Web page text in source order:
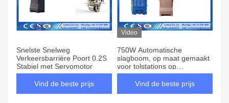
Snelste Snelweg
Verkeersbarrière Poort 0.2S
Stabiel met Servomotor
Vind de beste prijs
Video
750W Automatische
slagboom, op maat gemaakt
voor tolstations op
snelwegen, robuuste
verkeerscontrole en
Vind de beste prijs